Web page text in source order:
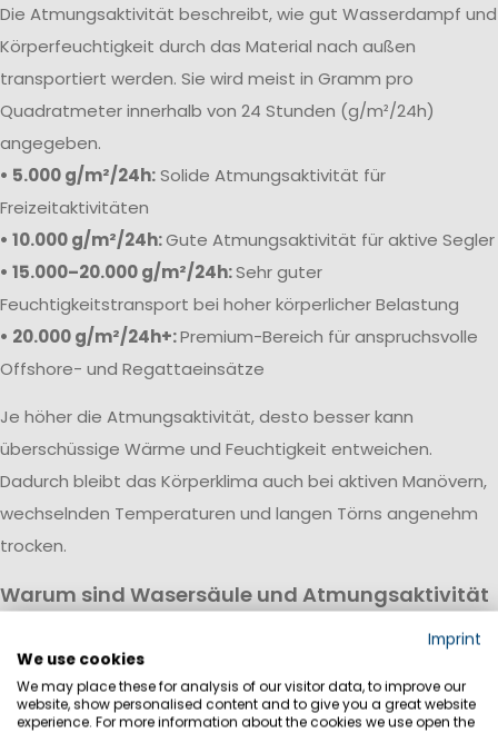
Die Atmungsaktivität beschreibt, wie gut Wasserdampf und
Körperfeuchtigkeit durch das Material nach außen
transportiert werden. Sie wird meist in Gramm pro
Quadratmeter innerhalb von 24 Stunden (g/m²/24h)
angegeben.
• 5.000 g/m²/24h:Solide Atmungsaktivität für
Freizeitaktivitäten
• 10.000 g/m²/24h:Gute Atmungsaktivität für aktive Segler
• 15.000–20.000 g/m²/24h:Sehr guter
Feuchtigkeitstransport bei hoher körperlicher Belastung
• 20.000 g/m²/24h+:Premium-Bereich für anspruchsvolle
Offshore- und Regattaeinsätze
Je höher die Atmungsaktivität, desto besser kann
überschüssige Wärme und Feuchtigkeit entweichen.
Dadurch bleibt das Körperklima auch bei aktiven Manövern,
wechselnden Temperaturen und langen Törns angenehm
trocken.
Warum sind Wasersäule und Atmungsaktivität
Eine hochwertige Segeljackbekleidung vereint hohe
Wasserdichtigkeit mit guter Atmungsaktivität. Während die
Wassersäule vor Regen, Wind und Gischt schützt, sorgt die
Imprint
We use cookies
We may place these for analysis of our visitor data, to improve our
website, show personalised content and to give you a great website
experience. For more information about the cookies we use open the